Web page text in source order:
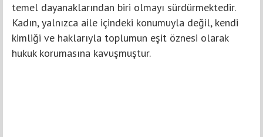
temel dayanaklarından biri olmayı sürdürmektedir.
Kadın, yalnızca aile içindeki konumuyla değil, kendi
kimliği ve haklarıyla toplumun eşit öznesi olarak
hukuk korumasına kavuşmuştur.